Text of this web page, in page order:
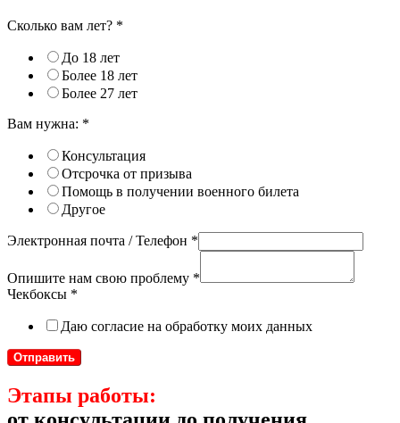
Сколько вам лет? *
До 18 лет
Более 18 лет
Более 27 лет
Вам нужна: *
Консультация
Отсрочка от призыва
Помощь в получении военного билета
Другое
Электронная почта / Телефон *
Опишите нам свою проблему *
Чекбоксы *
Даю согласие на обработку моих данных
Отправить
Этапы работы: